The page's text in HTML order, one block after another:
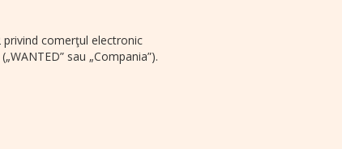
comerţul electronic
sau „Compania”).